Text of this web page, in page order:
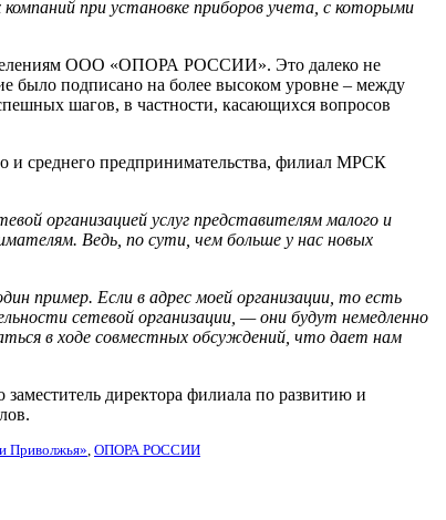
при установке приборов учета, с которыми
ООО «ОПОРА РОССИИ». Это далеко не
было подписано на более высоком уровне – между
шагов, в частности, касающихся вопросов
и среднего предпринимательства, филиал МРСК
организацией услуг представителям малого и
Ведь, по сути, чем больше у нас новых
пример. Если в адрес моей организации, то есть
сетевой организации, — они будут немедленно
в ходе совместных обсуждений, что дает нам
директора филиала по развитию и
Приволжья», ОПОРА РОССИИ